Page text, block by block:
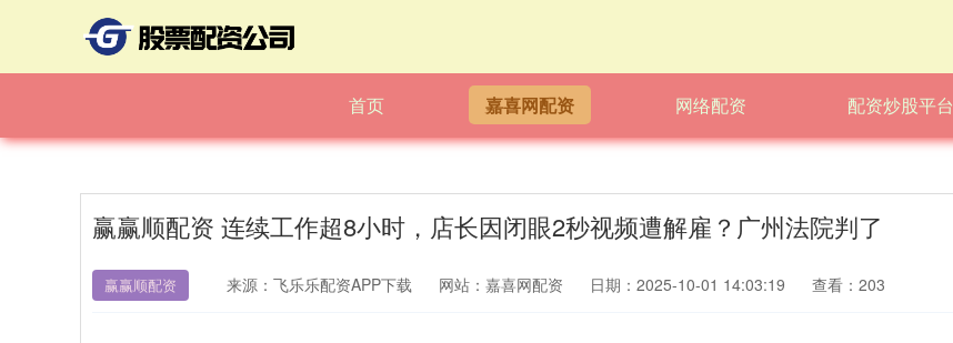
首页 嘉喜网配资 网络配资 配资炒股平台
赢赢顺配资 连续工作超8小时，店长因闭眼2秒视频遭解雇？广州法院判了
赢赢顺配资 来源：飞乐乐配资APP下载 网站：嘉喜网配资 日期：2025-10-01 14:03:19 查看：203